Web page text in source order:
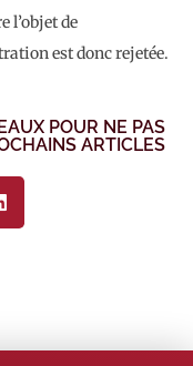
l’objet de
est donc rejetée.
POUR NE PAS
ARTICLES